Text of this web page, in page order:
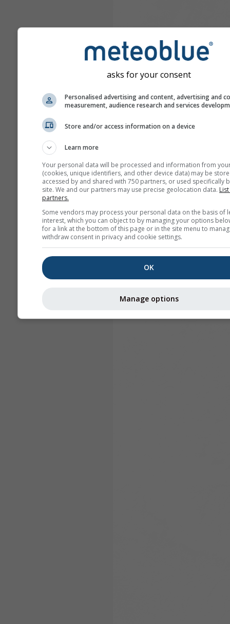
asks for your consent
Personalised advertising and content, advertising and
measurement, audience research and services
Store and/or access information on a device
Learn more
Your personal data will be processed and information from
(cookies, unique identifiers, and other device data) may be
accessed by and shared with 750 partners, or used specifically
site. We and our partners may use precise geolocation data.
partners.
Some vendors may process your personal data on the basis of
interest, which you can object to by managing your options
for a link at the bottom of this page or in the site menu to
withdraw consent in privacy and cookie settings.
OK
Manage options